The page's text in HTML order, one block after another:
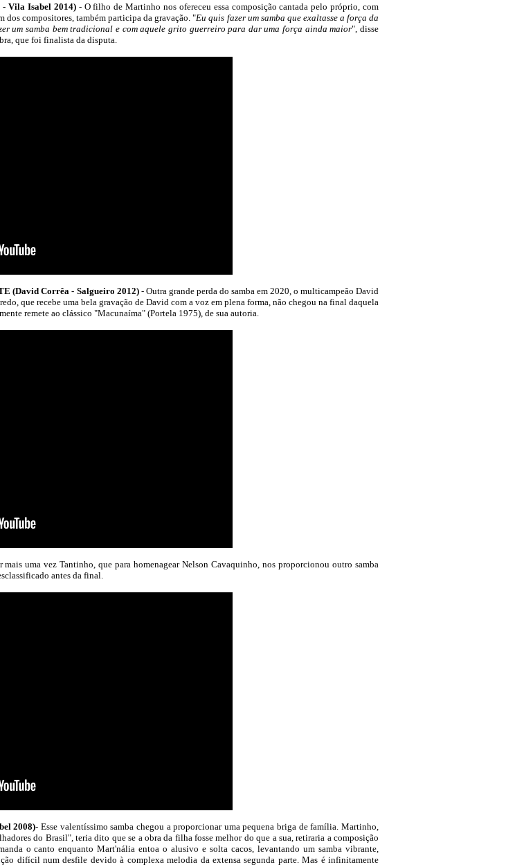
Vila Isabel 2014) - O filho de Martinho nos ofereceu essa composição cantada pelo próprio, com
dos compositores, também participa da gravação. "Eu quis fazer um samba que exaltasse a força da
um samba bem tradicional e com aquele grito guerreiro para dar uma força ainda maior", disse
que foi finalista da disputa.
(David Corrêa - Salgueiro 2012)- Outra grande perda do samba em 2020, o multicampeão David
que recebe uma bela gravação de David com a voz em plena forma, não chegou na final daquela
remete ao clássico "Macunaíma" (Portela 1975), de sua autoria.
mais uma vez Tantinho, que para homenagear Nelson Cavaquinho, nos proporcionou outro samba
antes da final.
2008)- Esse valentíssimo samba chegou a proporcionar uma pequena briga de família. Martinho,
do Brasil", teria dito que se a obra da filha fosse melhor do que a sua, retiraria a composição
o canto enquanto Mart'nália entoa o alusivo e solta cacos, levantando um samba vibrante,
difícil num desfile devido à complexa melodia da extensa segunda parte. Mas é infinitamente